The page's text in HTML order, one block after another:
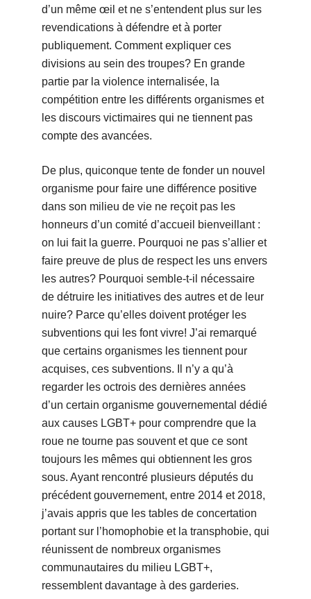
d’un même œil et ne s’entendent plus sur les
revendications à défendre et à porter
publiquement. Comment expliquer ces
divisions au sein des troupes? En grande
partie par la violence internalisée, la
compétition entre les différents organismes et
les discours victimaires qui ne tiennent pas
compte des avancées.
De plus, quiconque tente de fonder un nouvel
organisme pour faire une différence positive
dans son milieu de vie ne reçoit pas les
honneurs d’un comité d’accueil bienveillant :
on lui fait la guerre. Pourquoi ne pas s’allier et
faire preuve de plus de respect les uns envers
les autres? Pourquoi semble-t-il nécessaire
de détruire les initiatives des autres et de leur
nuire? Parce qu’elles doivent protéger les
subventions qui les font vivre! J’ai remarqué
que certains organismes les tiennent pour
acquises, ces subventions. Il n’y a qu’à
regarder les octrois des dernières années
d’un certain organisme gouvernemental dédié
aux causes LGBT+ pour comprendre que la
roue ne tourne pas souvent et que ce sont
toujours les mêmes qui obtiennent les gros
sous. Ayant rencontré plusieurs députés du
précédent gouvernement, entre 2014 et 2018,
j’avais appris que les tables de concertation
portant sur l’homophobie et la transphobie, qui
réunissent de nombreux organismes
communautaires du milieu LGBT+,
ressemblent davantage à des garderies.